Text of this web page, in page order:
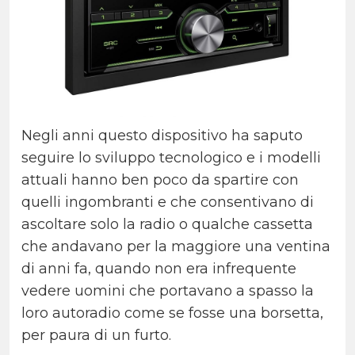
Negli anni questo dispositivo ha saputo
seguire lo sviluppo tecnologico e i modelli
attuali hanno ben poco da spartire con
quelli ingombranti e che consentivano di
ascoltare solo la radio o qualche cassetta
che andavano per la maggiore una ventina
di anni fa, quando non era infrequente
vedere uomini che portavano a spasso la
loro autoradio come se fosse una borsetta,
per paura di un furto.